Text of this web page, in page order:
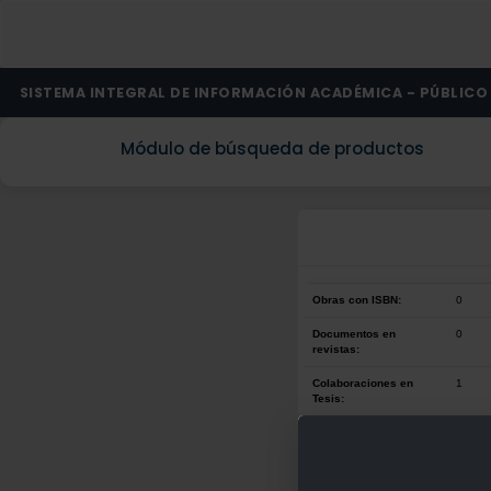
SISTEMA INTEGRAL DE INFORMACIÓN ACADÉMICA - PÚBLICO
Módulo de búsqueda de productos
Obras con ISBN: 0
Documentos en
revistas:
0
Colaboraciones en
Tesis:
1